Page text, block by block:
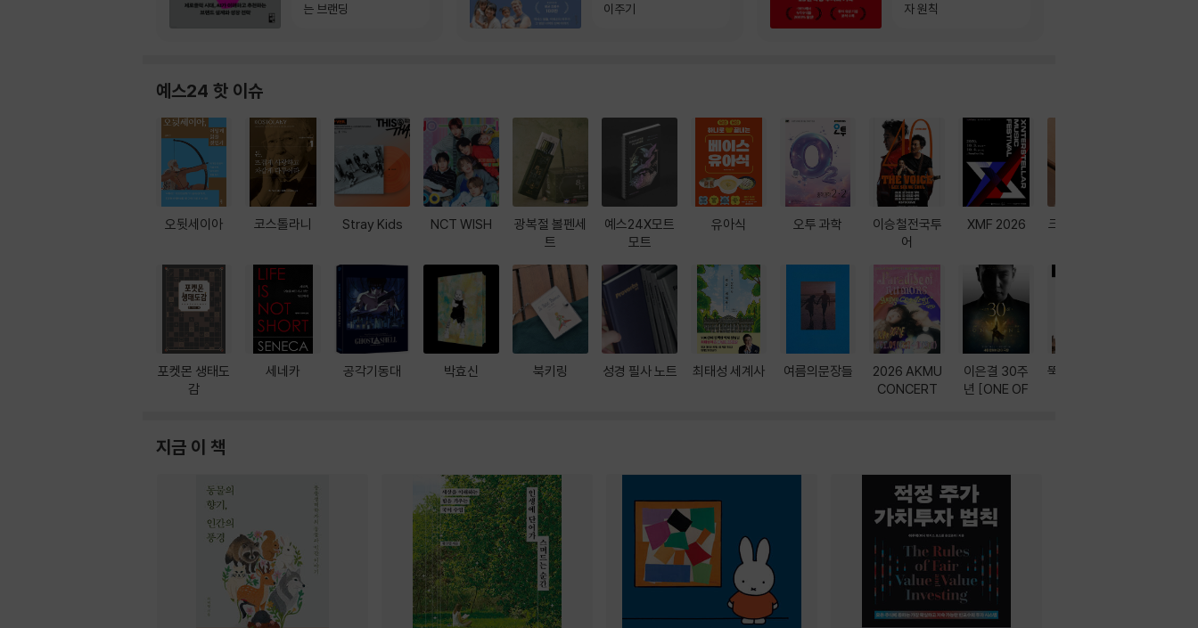
는 브랜딩
이주기
자 원칙
예스24 핫 이슈
오뒷세이아
포켓몬 생태도
감
코스톨라니
세네카
Stray Kids
공각기동대
NCT WISH
박효신
광복절 볼펜세
트
북키링
예스24X모트
모트
성경 필사 노트
유아식
최태성 세계사
오투 과학
여름의문장들
이승철전국투
어
2026 AKMU
CONCERT
XMF 2026
이은결 30주
년 [ONE OF
크레마 이북 리
뚝딱! AI 3대장
지금 이 책